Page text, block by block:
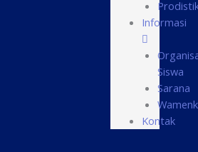
Informasi
Siswa
Sarana
Kontak